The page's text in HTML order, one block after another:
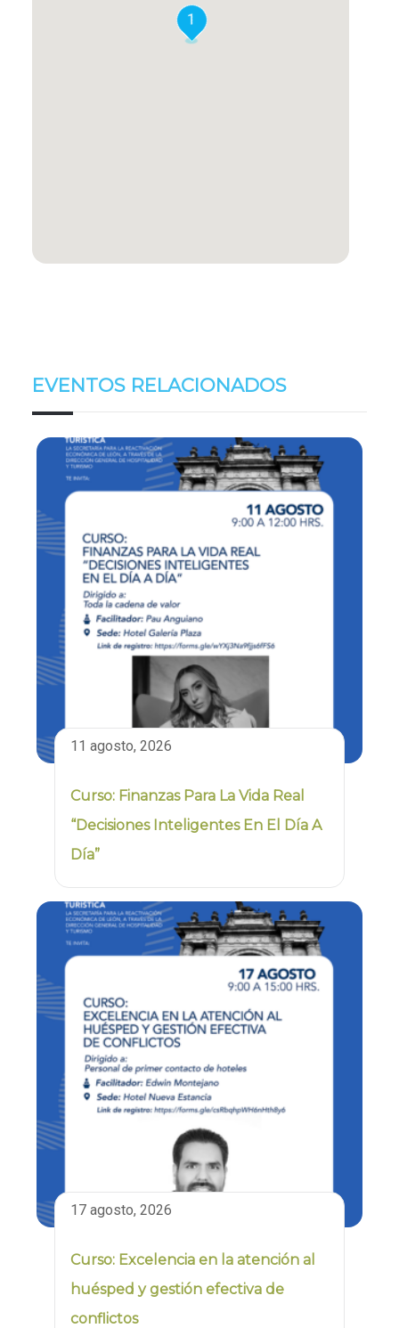
1
EVENTOS RELACIONADOS
11 agosto, 2026
Curso: Finanzas Para La Vida Real
“Decisiones Inteligentes En El Día A
Día”
17 agosto, 2026
Curso: Excelencia en la atención al
huésped y gestión efectiva de
conflictos